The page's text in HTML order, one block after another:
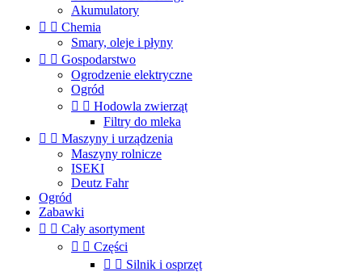
Akumulatory
  Chemia
Smary, oleje i płyny
  Gospodarstwo
Ogrodzenie elektryczne
Ogród
  Hodowla zwierząt
Filtry do mleka
  Maszyny i urządzenia
Maszyny rolnicze
ISEKI
Deutz Fahr
Ogród
Zabawki
  Cały asortyment
  Części
  Silnik i osprzęt